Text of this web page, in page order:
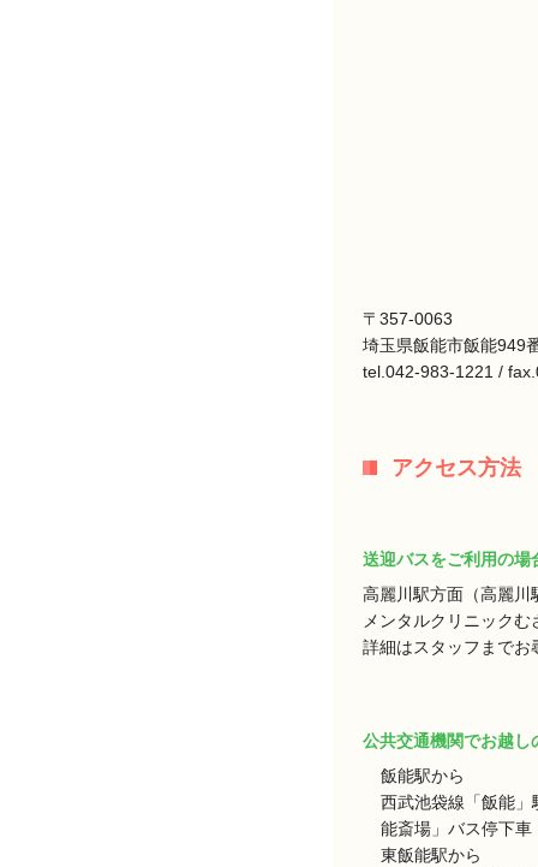
〒357-0063
埼玉県飯能市飯能949
tel.042-983-1221 /
アクセス方法
送迎バスをご利用の場
高麗川駅方面（高麗川
メンタルクリニック
詳細はスタッフまでお
公共交通機関でお越し
飯能駅から
西武池袋線「飯能
能斎場」バス停下車
東飯能駅から